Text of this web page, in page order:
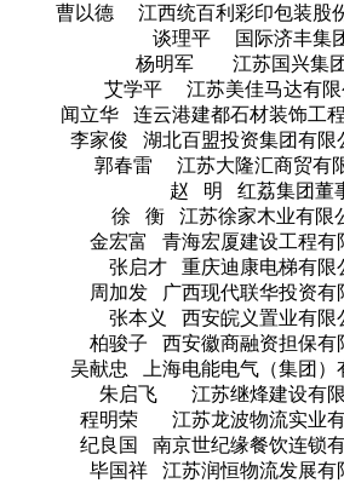
曹以德 江西统百利彩印包装股
谈理平 国际济丰集
杨明军 江苏国兴集
艾学平 江苏美佳马达有限
闻立华 连云港建都石材装饰工
李家俊 湖北百盟投资集团有限
郭春雷 江苏大隆汇商贸有
赵 明 红荔集团董
徐 衡 江苏徐家木业有限
金宏富 青海宏厦建设工程有
张启才 重庆迪康电梯有限
周加发 广西现代联华投资有
张本义 西安皖义置业有限
柏骏子 西安徽商融资担保有
吴献忠 上海电能电气（集团）
朱启飞 江苏继烽建设有限
程明荣 江苏龙波物流实业有
纪良国 南京世纪缘餐饮连锁
毕国祥 江苏润恒物流发展有